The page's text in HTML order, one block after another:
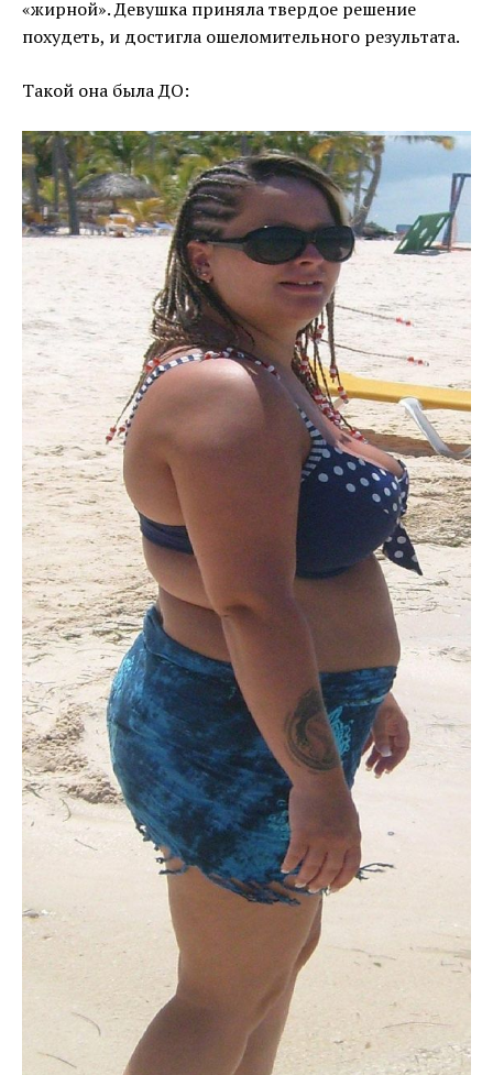
«жирной». Девушка приняла твердое решение
похудеть, и достигла ошеломительного результата.
Такой она была ДО: